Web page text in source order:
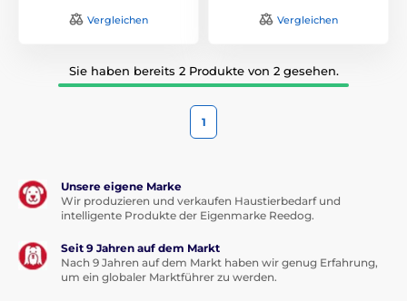
Vergleichen Vergleichen
Sie haben bereits 2 Produkte von 2 gesehen.
1
Unsere eigene Marke
Wir produzieren und verkaufen Haustierbedarf und
intelligente Produkte der Eigenmarke Reedog.
Seit 9 Jahren auf dem Markt
Nach 9 Jahren auf dem Markt haben wir genug Erfahrung,
um ein globaler Marktführer zu werden.